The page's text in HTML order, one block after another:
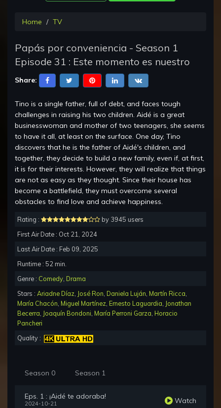
Home TV
Papás por conveniencia - Season 1
Episode 31 : Este momento es nuestro
Share:
Tino is a single father, full of debt, and faces tough
challenges in raising his two children. Aidé is a great
businesswoman and mother of two teenagers, she seems
to have it all, at least on the surface. One day, Tino
discovers that he is the father of Aidé's children, and
together, they decide to build a new family, even if, at first,
it is for their interests. However, they will realize that things
are not as easy as they thought. Since their house has
become a battlefield, they must overcome several
obstacles to find love and achieve happiness.
Rating :
by 3945 users
First Air Date : Oct 21, 2024
Last Air Date : Feb 09, 2025
Runtime : 52 min.
Genre : Comedy Drama
Stars : Ariadne Díaz José Ron Daniela Luján Martín Ricca
María Chacón Miguel Martínez Ernesto Laguardia Jonathan
Becerra Joaquín Bondoni María Perroni Garza Horacio
Pancheri
Quality :
Season 0 Season 1
Eps. 1 : ¡Aidé te adoraba!
2024-10-21 Watch